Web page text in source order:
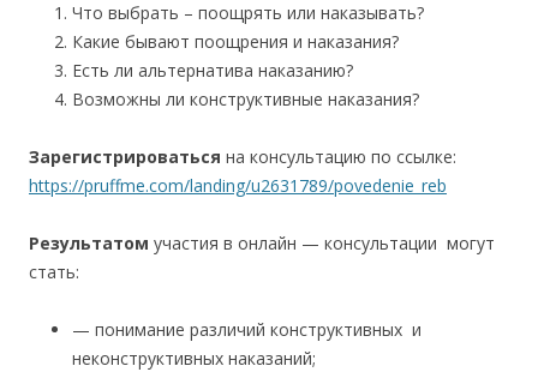
Что выбрать – поощрять или наказывать?
Какие бывают поощрения и наказания?
Есть ли альтернатива наказанию?
Возможны ли конструктивные наказания?
Зарегистрироваться на консультацию по ссылке:
https://pruffme.com/landing/u2631789/povedenie_reb
Результатом участия в онлайн — консультации могут
стать:
— понимание различий конструктивных и
неконструктивных наказаний;